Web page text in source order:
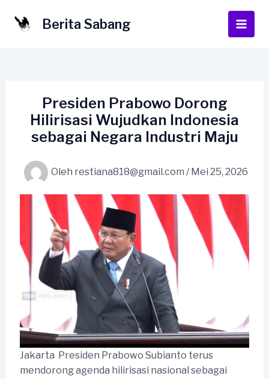
Berita Sabang
Main
Presiden Prabowo Dorong
Hilirisasi Wujudkan Indonesia
sebagai Negara Industri Maju
Oleh restiana818@gmail.com / Mei 25, 2026
Jakarta  Presiden Prabowo Subianto terus
mendorong agenda hilirisasi nasional sebagai